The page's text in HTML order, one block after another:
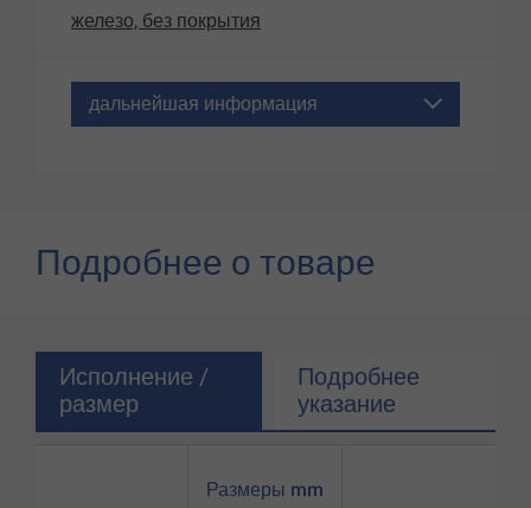
железо, без покрытия
дальнейшая информация
Подробнее о товаре
Исполнение /
размер
Подробнее
указание
Размеры mm